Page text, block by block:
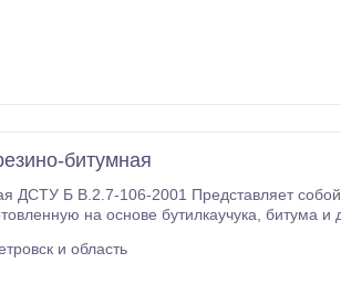
битумная
ДСТУ Б В.2.7-106-2001 Представляет собой
и область